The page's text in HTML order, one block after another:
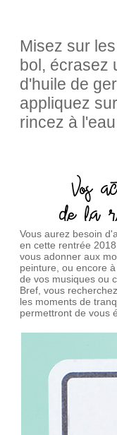
Misez sur
bol, écrasez
d'huile de
appliquez
rincez à
Vous aurez besoin
en cette rentrée
vous adonner aux
peinture, ou encore
de vos musiques ou
Bref, vous
les moments de
permettront de vous